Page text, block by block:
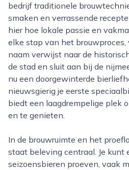
bedrijf traditionele
smaken en verrassende
hier hoe lokale passie en
elke stap van het brouwproces,
naam verwijst naar de
de stad en sluit aan bij de
nu een doorgewinterde
nieuwsgierig je eerste
biedt een laagdrempelige plek
en te genieten.
In de brouwruimte en het proeflokaal van brouwtoren
staat beleving centraal. Je kunt
seizoensbieren proeven, vaak